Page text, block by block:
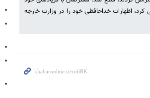
کرد، اظهارات خداحافظی خود را در وزارت خارجه